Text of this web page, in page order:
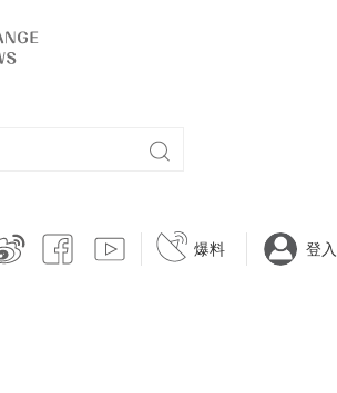
爆料 登入